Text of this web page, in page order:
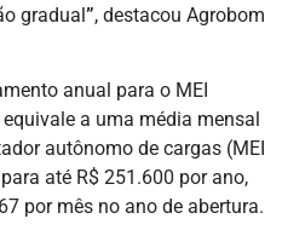
gradual”, destacou Agrobom
anual para o MEI
a uma média mensal
autônomo de cargas (MEI
até R$ 251.600 por ano,
por mês no ano de abertura.